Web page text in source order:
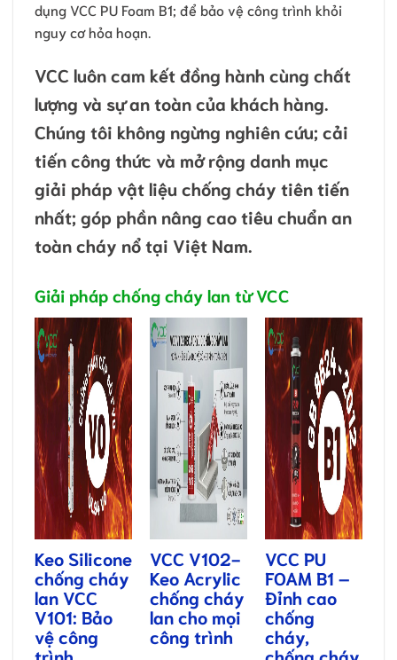
dụng VCC PU Foam B1; để bảo vệ công trình khỏi
nguy cơ hỏa hoạn.
VCC luôn cam kết đồng hành cùng chất
lượng và sự an toàn của khách hàng.
Chúng tôi không ngừng nghiên cứu; cải
tiến công thức và mở rộng danh mục
giải pháp vật liệu chống cháy tiên tiến
nhất; góp phần nâng cao tiêu chuẩn an
toàn cháy nổ tại Việt Nam.
Giải pháp chống cháy lan từ VCC
Keo Silicone
chống cháy
lan VCC
V101: Bảo
vệ công
VCC V102-
Keo Acrylic
chống cháy
lan cho mọi
công trình
VCC PU
FOAM B1 –
Đỉnh cao
chống
cháy,